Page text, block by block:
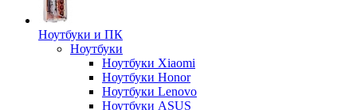
Ноутбуки и ПК
Ноутбуки
Ноутбуки Xiaomi
Ноутбуки Honor
Ноутбуки Lenovo
Ноутбуки ASUS